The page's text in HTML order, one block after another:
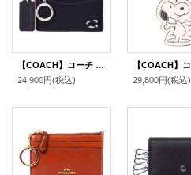
【COACH】コーチ コインケース Coachtopia コーチトピア スムースレザー ロゴ キーリング付き ウェイビー カードケース IDケース 小銭入れ ブラック（日本未発売）
24,900円(税込)
29,800円(税込)